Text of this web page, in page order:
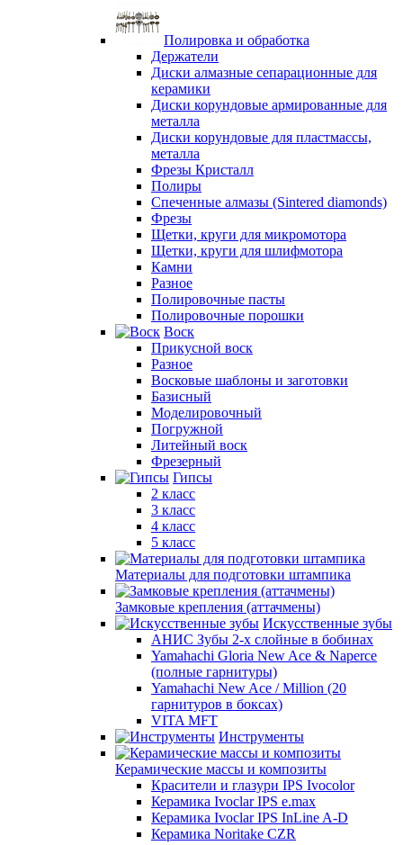
Полировка и обработка
Держатели
Диски алмазные сепарационные для
керамики
Диски корундовые армированные для
металла
Диски корундовые для пластмассы,
металла
Фрезы Кристалл
Полиры
Спеченные алмазы (Sintered diamonds)
Фрезы
Щетки, круги для микромотора
Щетки, круги для шлифмотора
Камни
Разное
Полировочные пасты
Полировочные порошки
Воск
Прикусной воск
Разное
Восковые шаблоны и заготовки
Базисный
Моделировочный
Погружной
Литейный воск
Фрезерный
Гипсы
2 класс
3 класс
4 класс
5 класс
Материалы для подготовки штампика
Замковые крепления (аттачмены)
Искусственные зубы
АНИС Зубы 2-х слойные в бобинах
Yamahachi Gloria New Ace & Naperce
(полные гарнитуры)
Yamahachi New Ace / Million (20
гарнитуров в боксах)
VITA MFT
Инструменты
Керамические массы и композиты
Красители и глазури IPS Ivocolor
Керамика Ivoclar IPS e.max
Керамика Ivoclar IPS InLine A-D
Керамика Noritake CZR